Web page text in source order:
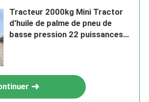
Tracteur 2000kg Mini Tractor
d'huile de palme de pneu de
basse pression 22 puissances